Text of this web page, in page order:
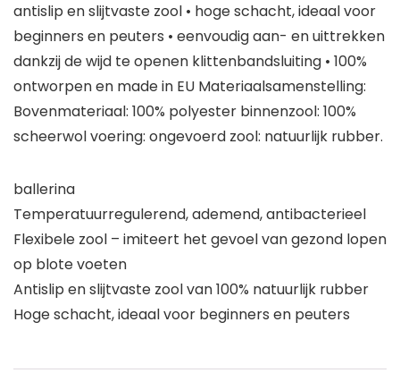
antislip en slijtvaste zool • hoge schacht, ideaal voor
beginners en peuters • eenvoudig aan- en uittrekken
dankzij de wijd te openen klittenbandsluiting • 100%
ontworpen en made in EU Materiaalsamenstelling:
Bovenmateriaal: 100% polyester binnenzool: 100%
scheerwol voering: ongevoerd zool: natuurlijk rubber.
ballerina
Temperatuurregulerend, ademend, antibacterieel
Flexibele zool – imiteert het gevoel van gezond lopen
op blote voeten
Antislip en slijtvaste zool van 100% natuurlijk rubber
Hoge schacht, ideaal voor beginners en peuters